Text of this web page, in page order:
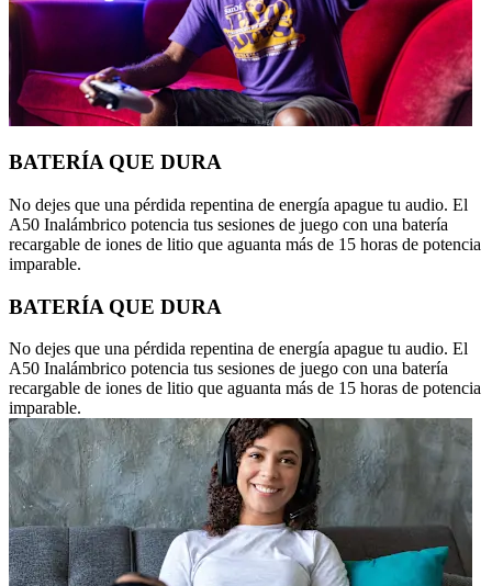
BATERÍA QUE DURA
No dejes que una pérdida repentina de energía apague tu audio. El
A50 Inalámbrico potencia tus sesiones de juego con una batería
recargable de iones de litio que aguanta más de 15 horas de potencia
imparable.
BATERÍA QUE DURA
No dejes que una pérdida repentina de energía apague tu audio. El
A50 Inalámbrico potencia tus sesiones de juego con una batería
recargable de iones de litio que aguanta más de 15 horas de potencia
imparable.